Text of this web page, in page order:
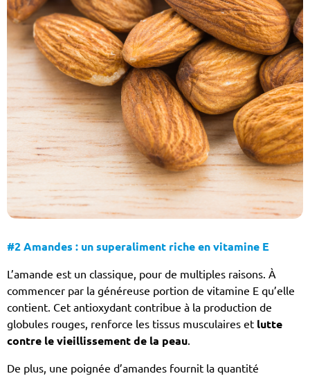
#2 Amandes : un superaliment riche en vitamine E
L’amande est un classique, pour de multiples raisons. À
commencer par la généreuse portion de vitamine E qu’elle
contient. Cet antioxydant contribue à la production de
globules rouges, renforce les tissus musculaires et lutte
contre le vieillissement de la peau.
De plus, une poignée d’amandes fournit la quantité